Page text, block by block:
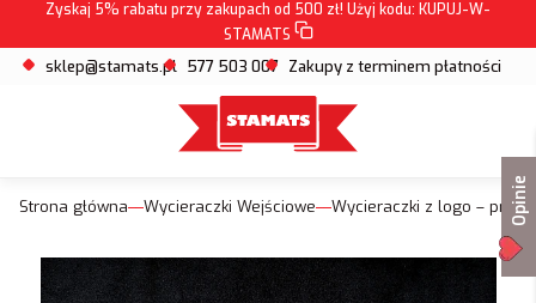
Zyskaj 5% rabatu przy zakupach od 500 zł! Użyj kodu: KUPUJ-W-
STAMATS
sklep@stamats.pl 577 503 007 Zakupy z terminem płatności
Strona główna Wycieraczki Wejściowe Wycieraczki z logo – Opinie